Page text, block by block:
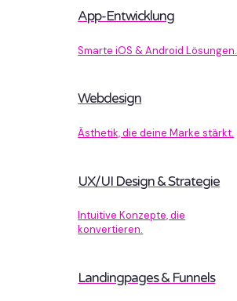
App-Entwicklung
Smarte iOS & Android Lösungen.
Webdesign
Ästhetik, die deine Marke stärkt.
UX/UI Design & Strategie
Intuitive Konzepte, die
konvertieren.
Landingpages & Funnels